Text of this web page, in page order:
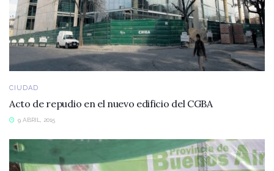
CIUDAD
Acto de repudio en el nuevo edificio del CGBA
9 ABRIL, 2015